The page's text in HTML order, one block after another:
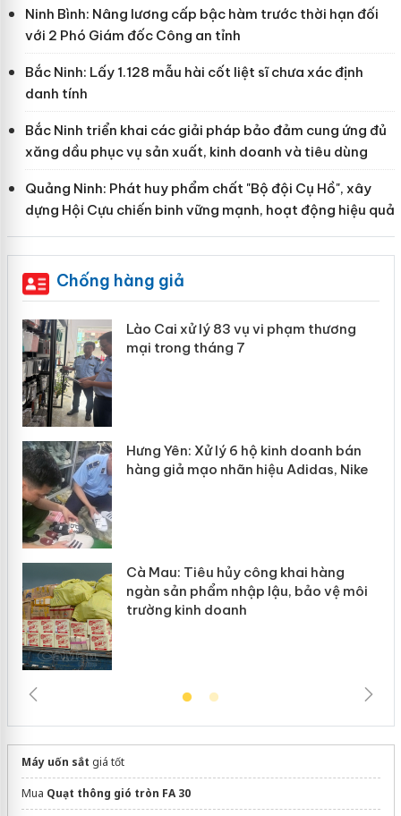
Ninh Bình: Nâng lương cấp bậc hàm trước thời hạn đối
với 2 Phó Giám đốc Công an tỉnh
Bắc Ninh: Lấy 1.128 mẫu hài cốt liệt sĩ chưa xác định
danh tính
Bắc Ninh triển khai các giải pháp bảo đảm cung ứng đủ
xăng dầu phục vụ sản xuất, kinh doanh và tiêu dùng
Quảng Ninh: Phát huy phẩm chất "Bộ đội Cụ Hồ", xây
dựng Hội Cựu chiến binh vững mạnh, hoạt động hiệu quả
Chống hàng giả
Lào Cai xử lý 83 vụ vi phạm thương
mại trong tháng 7
Hưng Yên: Xử lý 6 hộ kinh doanh bán
hàng giả mạo nhãn hiệu Adidas, Nike
Cà Mau: Tiêu hủy công khai hàng
ngàn sản phẩm nhập lậu, bảo vệ môi
trường kinh doanh
Máy uốn sắt giá tốt
Mua Quạt thông gió tròn FA 30